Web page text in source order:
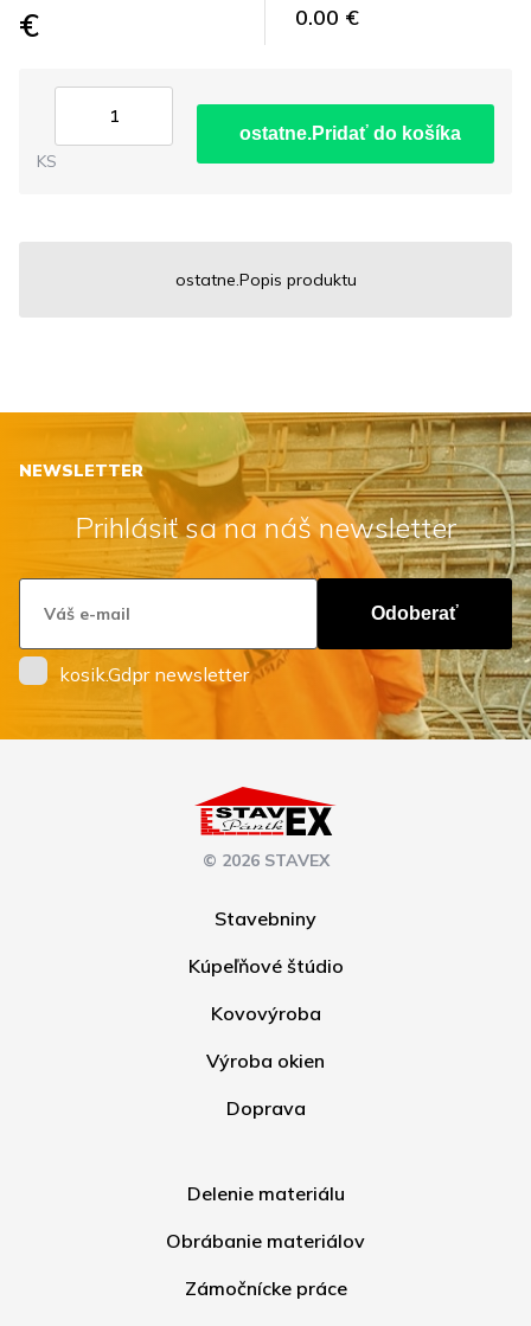
€ 0.00 €
KS
ostatne.Pridať do košíka
ostatne.Popis produktu
NEWSLETTER
Prihlásiť sa na náš newsletter
Odoberať
kosik.Gdpr newsletter
© 2026 STAVEX
Stavebniny
Kúpeľňové štúdio
Kovovýroba
Výroba okien
Doprava
Delenie materiálu
Obrábanie materiálov
Zámočnícke práce